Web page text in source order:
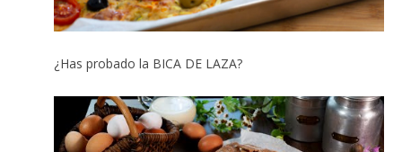
¿Has probado la BICA DE LAZA?